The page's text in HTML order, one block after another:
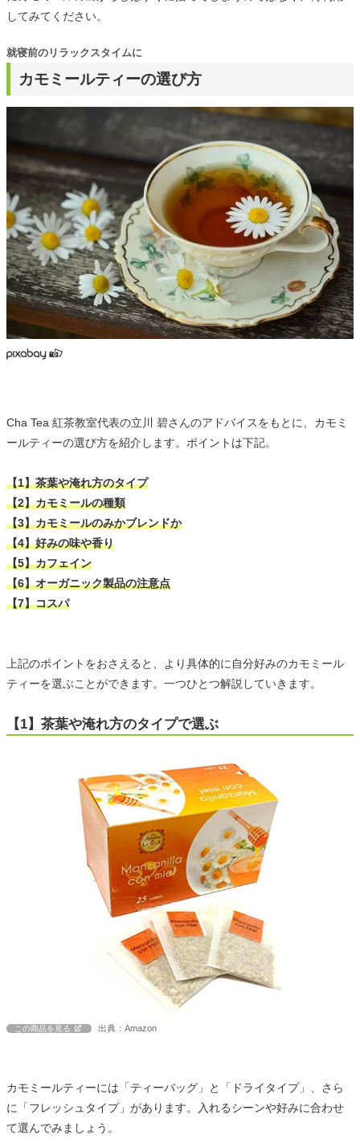
してみてください。
カモミールティーの選び方
就寝前のリラックスタイムに
Cha Tea 紅茶教室代表の立川 碧さんのアドバイスをもとに、カモミ
ールティーの選び方を紹介します。ポイントは下記。
【1】茶葉や淹れ方のタイプ
【2】カモミールの種類
【3】カモミールのみかブレンドか
【4】好みの味や香り
【5】カフェイン
【6】オーガニック製品の注意点
【7】コスパ
上記のポイントをおさえると、より具体的に自分好みのカモミール
ティーを選ぶことができます。一つひとつ解説していきます。
【1】茶葉や淹れ方のタイプで選ぶ
この商品を見る 出典：Amazon
カモミールティーには「ティーバッグ」と「ドライタイプ」、さら
に「フレッシュタイプ」があります。入れるシーンや好みに合わせ
て選んでみましょう。